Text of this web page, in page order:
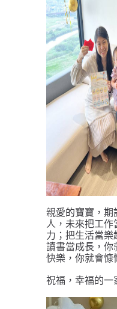
親愛的寶寶，期
人，未來把工作
力；把生活當樂
讀書當成長，你
快樂，你就會慷
祝福，幸福的一